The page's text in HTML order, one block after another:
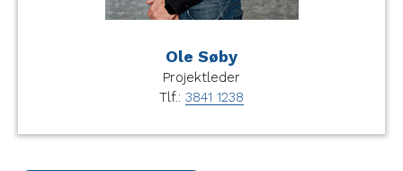
Ole Søby
Projektleder
Tlf.: 3841 1238